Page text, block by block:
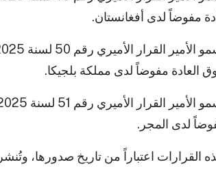
مفوضاً لدى أفغانستان.
العادة مفوضاً لدى مملكة بلجيكا.
لدى المجر.
القرارات اعتباراً من تاريخ صدورها،